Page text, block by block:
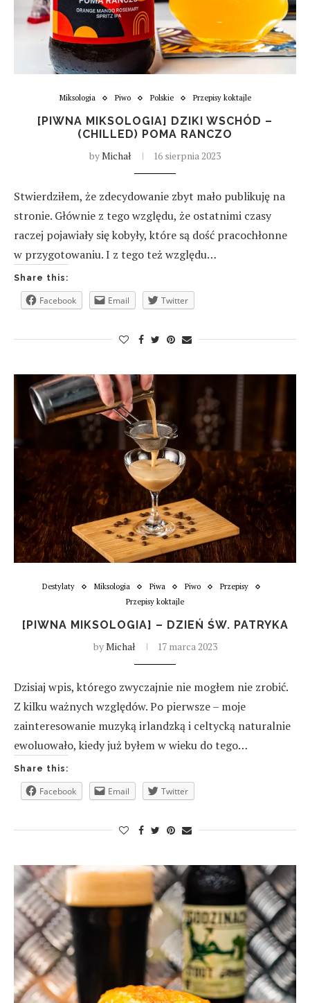
Miksologia Piwo Polskie Przepisy koktajle
[PIWNA MIKSOLOGIA] DZIKI WSCHÓD –
(CHILLED) POMA RANCZO
byMichał 16 sierpnia 2023
Stwierdziłem, że zdecydowanie zbyt mało publikuję na
stronie. Głównie z tego względu, że ostatnimi czasy
raczej pojawiały się kobyły, które są dość pracochłonne
w przygotowaniu. I z tego też względu…
Share this:
Facebook Email Twitter
Destylaty Miksologia Piwa Piwo
Przepisy
Przepisy koktajle
[PIWNA MIKSOLOGIA] – DZIEŃ ŚW. PATRYKA
byMichał 17 marca 2023
Dzisiaj wpis, którego zwyczajnie nie mogłem nie zrobić.
Z kilku ważnych względów. Po pierwsze – moje
zainteresowanie muzyką irlandzką i celtycką naturalnie
ewoluowało, kiedy już byłem w wieku do tego…
Share this:
Facebook Email Twitter